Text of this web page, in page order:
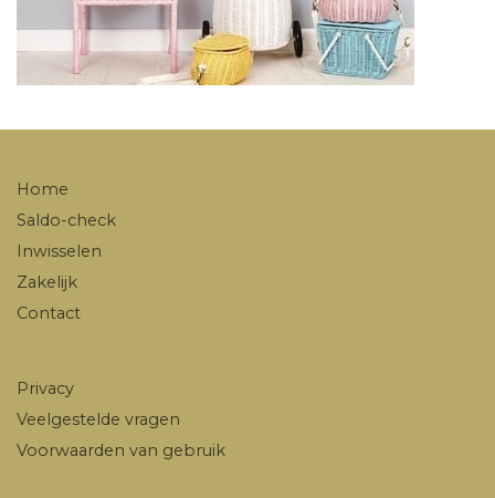
Home
Saldo-check
Inwisselen
Zakelijk
Contact
Privacy
Veelgestelde vragen
Voorwaarden van gebruik